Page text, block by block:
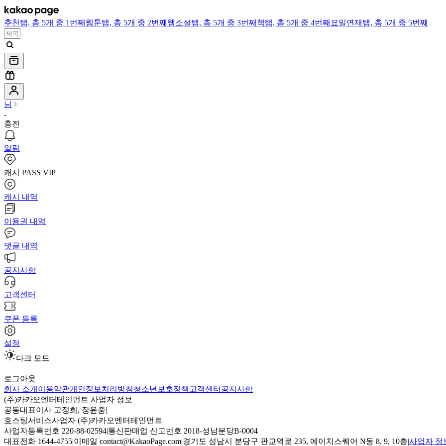
추천 탭, 총 5개 중 1번째 웹툰탭, 총 5개 중 2번째 웹소설탭, 총 5개 중 3번째 책탭, 총 5개 중 4번째 요일연재 탭, 총 5개 중 5번째
님
-
충전
알림
캐시 PASS VIP
캐시 내역
이용권 내역
댓글 내역
공지사항
고객센터
쿠폰 등록
설정
다크 모드
로그아웃
회사 소개 이용약관개인정보처리방침청소년보호정책 고객센터 공지사항
(주)카카오엔터테인먼트 사업자 정보
공동대표이사 고정희, 장윤중|
호스팅서비스사업자 (주)카카오엔터테인먼트
사업자등록번호 220-88-02594|통신판매업 신고번호 2018-성남분당B-0004
대표전화 1644-4755|이메일 contact@KakaoPage.com|경기도 성남시 분당구 판교역로 235, 에이치스퀘어 N동 8, 9, 10층|사업자 정